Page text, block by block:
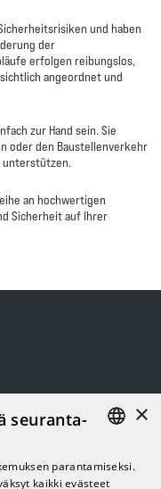
und haben
der
erfolgen reibungslos,
angeordnet und
zur Hand sein. Sie
oder den Baustellenverkehr
unterstützen.
an hochwertigen
Sicherheit auf Ihrer
FINNISH
×
seuranta-
parantamiseksi.
kaikki evästeet